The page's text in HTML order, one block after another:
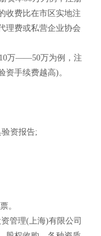
收费比在市区实地注
理费或私营企业协会
万——50万为例，注
资手续费越高)。
资报告;
。
管理(上海)有限公司